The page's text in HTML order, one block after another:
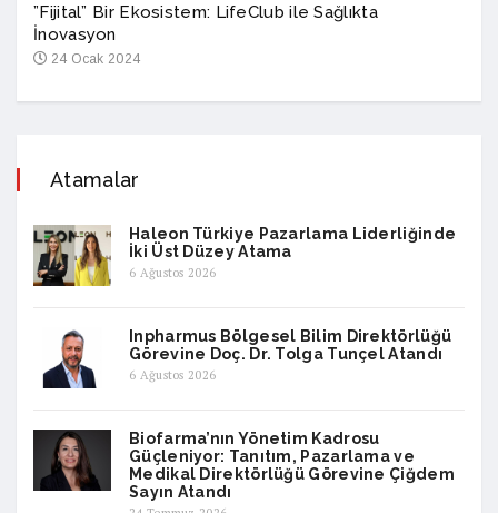
”Fijital” Bir Ekosistem: LifeClub ile Sağlıkta
İnovasyon
24 Ocak 2024
Atamalar
Haleon Türkiye Pazarlama Liderliğinde
İki Üst Düzey Atama
6 Ağustos 2026
Inpharmus Bölgesel Bilim Direktörlüğü
Görevine Doç. Dr. Tolga Tunçel Atandı
6 Ağustos 2026
Biofarma’nın Yönetim Kadrosu
Güçleniyor: Tanıtım, Pazarlama ve
Medikal Direktörlüğü Görevine Çiğdem
Sayın Atandı